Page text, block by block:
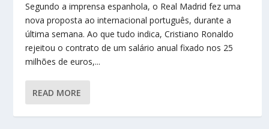
Segundo a imprensa espanhola, o Real Madrid fez uma
nova proposta ao internacional português, durante a
última semana. Ao que tudo indica, Cristiano Ronaldo
rejeitou o contrato de um salário anual fixado nos 25
milhões de euros,...
READ MORE